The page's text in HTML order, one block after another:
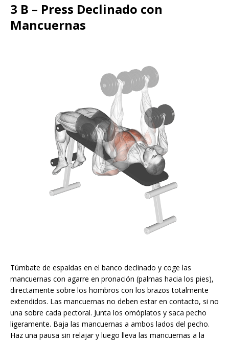
3 B – Press Declinado con
Mancuernas
Túmbate de espaldas en el banco declinado y coge las
mancuernas con agarre en pronación (palmas hacia los pies),
directamente sobre los hombros con los brazos totalmente
extendidos. Las mancuernas no deben estar en contacto, si no
una sobre cada pectoral. Junta los omóplatos y saca pecho
ligeramente. Baja las mancuernas a ambos lados del pecho.
Haz una pausa sin relajar y luego lleva las mancuernas a la